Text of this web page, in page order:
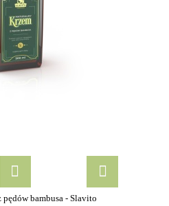
bambusa - Slavito